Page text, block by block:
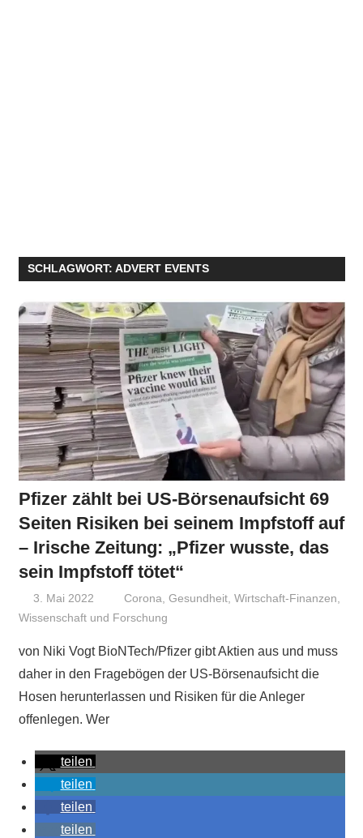
SCHLAGWORT: ADVERT EVENTS
Pfizer zählt bei US-Börsenaufsicht 69
Seiten Risiken bei seinem Impfstoff auf
– Irische Zeitung: „Pfizer wusste, das
sein Impfstoff tötet“
3. Mai 2022 Niki Vogt
Corona,Gesundheit,Wirtschaft-Finanzen,
Wissenschaft und Forschung
von Niki Vogt BioNTech/Pfizer gibt Aktien aus und muss
daher in den Fragebögen der US-Börsenaufsicht die
Hosen herunterlassen und Risiken für die Anleger
offenlegen. Wer
teilen
teilen
teilen
teilen